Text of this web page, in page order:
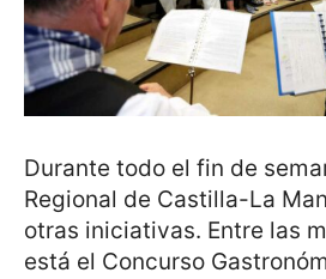
Durante todo el fin de
Regional de Castilla-La
otras iniciativas. Entre las
está el Concurso